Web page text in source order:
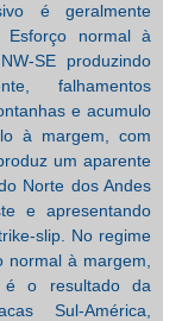
é geralmente
normal à
SE produzindo
falhamentos
e acumulo
à margem, com
um aparente
Norte dos Andes
e apresentando
slip. No regime
normal à margem,
o resultado da
Sul-América,